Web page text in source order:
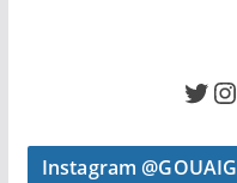
Twitter Instagram
Instagram @GOUAIG